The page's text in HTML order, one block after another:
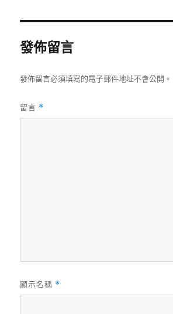
發佈留言
發佈留言必須填寫的電子郵件地址不會公開。
留言 *
顯示名稱 *